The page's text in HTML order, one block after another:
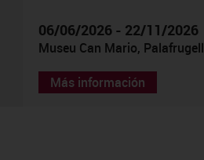
06/06/2026 - 22/11/2026
Museu Can Mario, Palafrugell
Más información